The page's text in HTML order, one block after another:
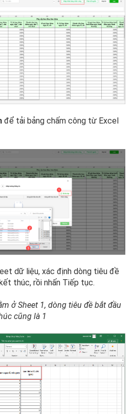
để tải bảng chấm công từ Excel
dữ liệu, xác định dòng tiêu đề
thúc, rồi nhấn Tiếp tục.
ở Sheet 1, dòng tiêu đề bắt đầu
cũng là 1